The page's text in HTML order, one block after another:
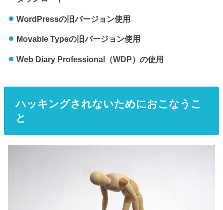
WordPressの旧バージョン使用
Movable Typeの旧バージョン使用
Web Diary Professional（WDP）の使用
ハッキングされないためにおこなうこ
と